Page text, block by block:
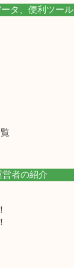
タ、便利ツール
営者の紹介